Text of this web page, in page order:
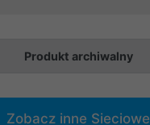
Produkt archiwalny
Zobacz inne Sieciowe